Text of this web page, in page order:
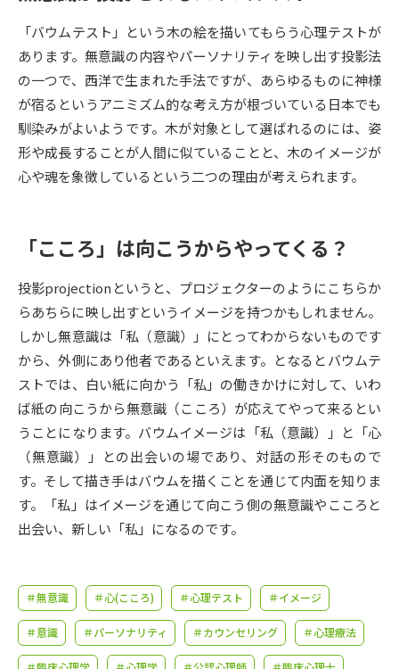
オープンキャンパスなどを調べる
オープンキャンパス検索 実施プログラムから探す
来場型・Web型イベント特集 夢ナビライブ
併願校選び 受験スケジュールを立てよう
先輩が入学を決めた理由 テレメール全国一斉進学調査
新生活お役立ちガイド
学問発見 学問検索
学問のミニ講義「夢ナビ講義」 学問分野解説
学問の教科書 夢ナビライブ
「バウムテスト」という木の絵を描いてもらう心理テストが
あります。無意識の内容やパーソナリティを映し出す投影法
の一つで、西洋で生まれた手法ですが、あらゆるものに神様
が宿るというアニミズム的な考え方が根づいている日本でも
馴染みがよいようです。木が対象として選ばれるのには、姿
形や成長することが人間に似ていることと、木のイメージが
心や魂を象徴しているという二つの理由が考えられます。
「こころ」は向こうからやってくる？
投影projectionというと、プロジェクターのようにこちらか
らあちらに映し出すというイメージを持つかもしれません。
しかし無意識は「私（意識）」にとってわからないものです
から、外側にあり他者であるといえます。となるとバウムテ
ストでは、白い紙に向かう「私」の働きかけに対して、いわ
ば紙の向こうから無意識（こころ）が応えてやって来るとい
うことになります。バウムイメージは「私（意識）」と「心
（無意識）」との出会いの場であり、対話の形そのもので
す。そして描き手はバウムを描くことを通じて内面を知りま
す。「私」はイメージを通じて向こう側の無意識やこころと
出会い、新しい「私」になるのです。
＃無意識 ＃心(こころ) ＃心理テスト ＃イメージ
＃意識 ＃パーソナリティ ＃カウンセリング ＃心理療法